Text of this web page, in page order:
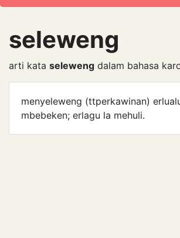
seleweng
arti kata seleweng dalam bahasa
menyeleweng (ttperkawinan)
mbebeken; erlagu la mehuli.